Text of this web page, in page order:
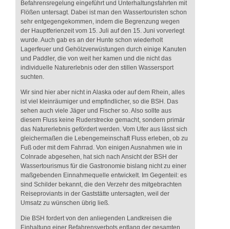
Befahrensregelung eingeführt und Unterhaltungsfahrten mit
Flößen untersagt. Dabei ist man den Wassertouristen schon
sehr entgegengekommen, indem die Begrenzung wegen
der Hauptferienzeit vom 15. Juli auf den 15. Juni vorverlegt
wurde. Auch gab es an der Hunte schon wiederholt
Lagerfeuer und Gehölzverwüstungen durch einige Kanuten
und Paddler, die von weit her kamen und die nicht das
individuelle Naturerlebnis oder den stillen Wassersport
suchten.
Wir sind hier aber nicht in Alaska oder auf dem Rhein, alles
ist viel kleinräumiger und empfindlicher, so die BSH. Das
sehen auch viele Jäger und Fischer so. Also sollte aus
diesem Fluss keine Ruderstrecke gemacht, sondern primär
das Naturerlebnis gefördert werden. Vom Ufer aus lässt sich
gleichermaßen die Lebengemeinschaft Fluss erleben, ob zu
Fuß oder mit dem Fahrrad. Von einigen Ausnahmen wie in
Colnrade abgesehen, hat sich nach Ansicht der BSH der
Wassertourismus für die Gastronomie bislang nicht zu einer
maßgebenden Einnahmequelle entwickelt. Im Gegenteil: es
sind Schilder bekannt, die den Verzehr des mitgebrachten
Reiseproviants in der Gaststätte untersagten, weil der
Umsatz zu wünschen übrig ließ.
Die BSH fordert von den anliegenden Landkreisen die
Einhaltung einer Befahrensverbots entlang der gesamten